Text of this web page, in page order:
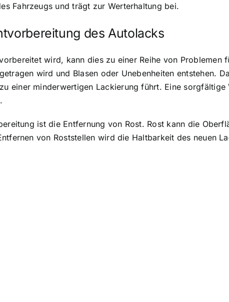
Fahrzeugs und trägt zur Werterhaltung bei.
des Autolacks
wird, kann dies zu einer Reihe von Problemen
wird und Blasen oder Unebenheiten entstehen.
einer minderwertigen Lackierung führt. Eine
ist die Entfernung von Rost. Rost kann die
von Roststellen wird die Haltbarkeit des neuen